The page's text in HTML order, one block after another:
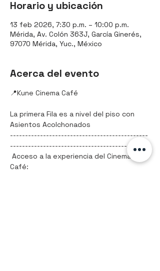
Horario y ubicación
13 feb 2026, 7:30 p.m. – 10:00 p.m.
Mérida, Av. Colón 363J, García Ginerés,
97070 Mérida, Yuc., México
Acerca del evento
📍Kune Cinema Café
La primera Fila es a nivel del piso con
Asientos Acolchonados
----------------------------------------------
-------------------------------------------
Acceso a la experiencia del Cinema
Café: